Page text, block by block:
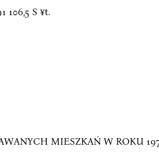
106,5 S ¥t.
MIESZKAŃ W ROKU